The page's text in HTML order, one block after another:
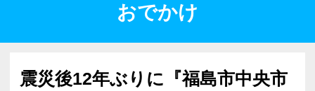
おでかけ
震災後12年ぶりに『福島市中央市